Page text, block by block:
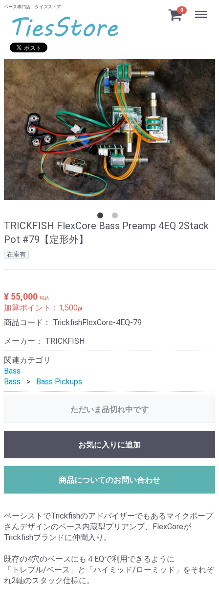
ベース専門店 タイズストア
0 Menu
TRICKFISH FlexCore Bass Preamp 4EQ 2Stack
Pot #79【定形外】
在庫有
¥ 55,000 税込
加算ポイント： 1,500pt
商品コード： TrickfishFlexCore-4EQ-79
メーカー： TRICKFISH
関連カテゴリ
Bass
Bass
Bass Pickups
ただいま品切れ中です
お気に入りに追加
商品についてのお問い合わせ
ベーシストでTrickfishのアドバイザーでもあるマイクポープ
さんデザインのベース内蔵型プリアンプ、FlexCoreが
Trickfishブランドに仲間入り。
既存の4穴のベースにも４EQで利用できるように
「トレブル/ベース」と「ハイミッド/ローミッド」をそれぞ
れ2軸のスタック仕様に。